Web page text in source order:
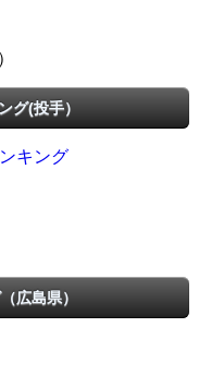
グ(投手）
キング
広島県）